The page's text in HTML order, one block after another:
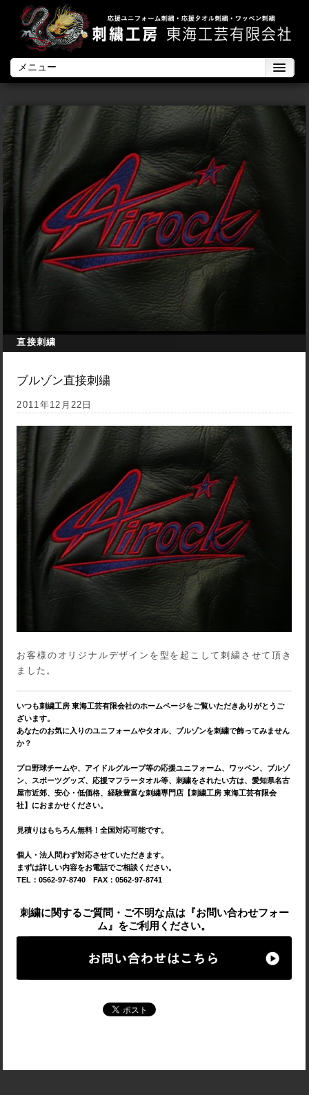
直接刺繍
ブルゾン直接刺繍
2011年12月22日
お客様のオリジナルデザインを型を起こして刺繍させて頂き
ました。
いつも刺繍工房 東海工芸有限会社のホームページをご覧いただきありがとうご
ざいます。
あなたのお気に入りのユニフォームやタオル、ブルゾンを刺繍で飾ってみません
か？
プロ野球チームや、アイドルグループ等の応援ユニフォーム、ワッペン、ブルゾ
ン、スポーツグッズ、応援マフラータオル等、刺繍をされたい方は、愛知県名古
屋市近郊、安心・低価格、経験豊富な刺繍専門店【刺繍工房 東海工芸有限会
社】におまかせください。
見積りはもちろん無料！全国対応可能です。
個人・法人問わず対応させていただきます。
まずは詳しい内容をお電話でご相談ください。
TEL：0562-97-8740 FAX：0562-97-8741
刺繍に関するご質問・ご不明な点は『お問い合わせフォー
ム』をご利用ください。